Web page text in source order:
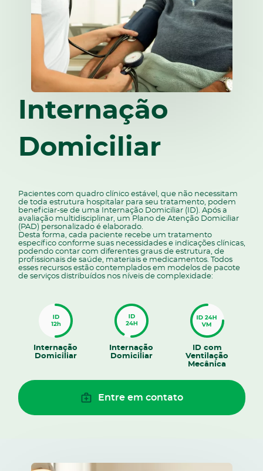
Internação
Domiciliar
Pacientes com quadro clínico estável, que não necessitam
de toda estrutura hospitalar para seu tratamento, podem
beneficiar-se de uma Internação Domiciliar (ID). Após a
avaliação multidisciplinar, um Plano de Atenção Domiciliar
(PAD) personalizado é elaborado.
Desta forma, cada paciente recebe um tratamento
específico conforme suas necessidades e indicações clínicas,
podendo contar com diferentes graus de estrutura, de
profissionais de saúde, materiais e medicamentos. Todos
esses recursos estão contemplados em modelos de pacote
de serviços distribuídos nos níveis de complexidade:
Internação
Domiciliar
Internação
Domiciliar
ID com
Ventilação
Mecânica
Entre em contato